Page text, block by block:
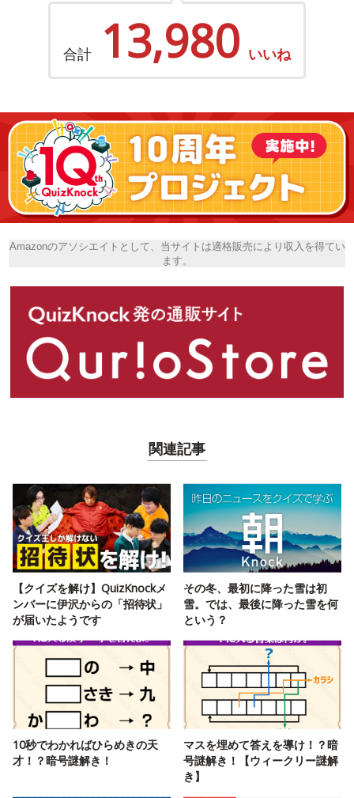
合計 13,980 いいね
Amazonのアソシエイトとして、当サイトは適格販売により収入を得てい
ます。
関連記事
【クイズを解け】QuizKnockメ
ンバーに伊沢からの「招待状」
が届いたようです
その冬、最初に降った雪は初
雪。では、最後に降った雪を何
という？
10秒でわかればひらめきの天
才！？暗号謎解き！
マスを埋めて答えを導け！？暗
号謎解き！【ウィークリー謎解
き】